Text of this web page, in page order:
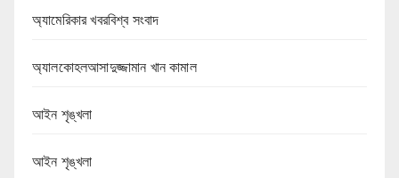
অ্যামেরিকার খবরবিশ্ব সংবাদ
অ্যালকোহলআসাদুজ্জামান খান কামাল
আইন শৃঙ্খলা
আইন শৃঙ্খলা